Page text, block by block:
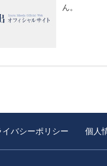
ん。
イバシーポリシー 個人